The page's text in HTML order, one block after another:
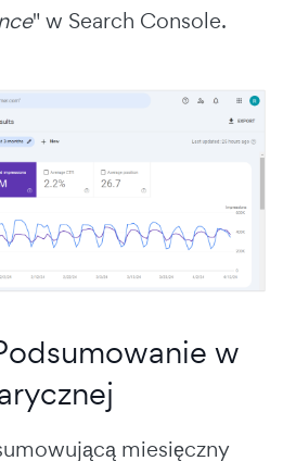
" w Search Console.
w
miesięczny